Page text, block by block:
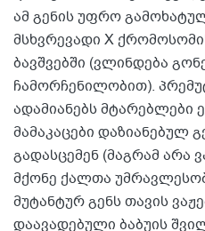
ამ გენის უფრო
მსხვრევადი X
ბავშვებში (ვლინდება
ჩამორჩენილობით).
ადამიანებს მტარებლები
მამაკაცები დაზიანებულ
გადასცემენ (მაგრამ არა
მქონე ქალთა
მუტანტურ გენს თავის
დაავადებული ბაბუის